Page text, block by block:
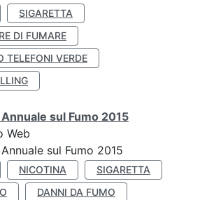
SIGARETTA
DI FUMARE
TELEFONI VERDE
sul Fumo 2015
Web
sul Fumo 2015
NICOTINA
SIGARETTA
DANNI DA FUMO